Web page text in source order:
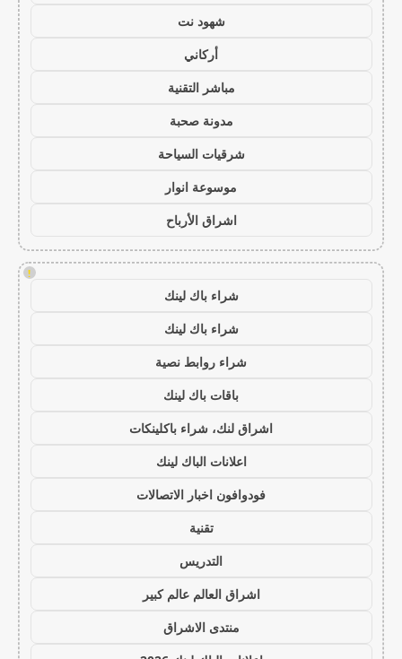
شهود نت
أركاني
مباشر التقنية
مدونة صحبة
شرقيات السياحة
موسوعة انوار
اشراق الأرباح
!
شراء باك لينك
شراء باك لينك
شراء روابط نصية
باقات باك لينك
اشراق لنك، شراء باكلينكات
اعلانات الباك لينك
فودوافون اخبار الاتصالات
تقنية
التدريس
اشراق العالم عالم كبير
منتدى الاشراق